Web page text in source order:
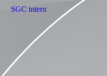
SGC intern